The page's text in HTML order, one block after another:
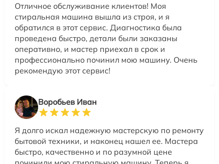
Отличное обслуживание клиентов! Моя
стиральная машина вышла из строя, и я
обратился в этот сервис. Диагностика была
проведена быстро, детали были заказаны
оперативно, и мастер приехал в срок и
профессионально починил мою машину. Очень
рекомендую этот сервис!
Воробьев Иван
Я долго искал надежную мастерскую по ремонту
бытовой техники, и наконец нашел ее. Мастера
быстро, качественно и по разумной цене